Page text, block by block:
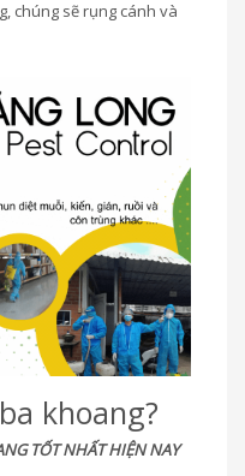
chúng sẽ rụng cánh và
khoang?
TỐT NHẤT HIỆN NAY